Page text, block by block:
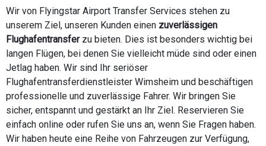
Wir von Flyingstar Airport Transfer Services stehen zu
unserem Ziel, unseren Kunden einen zuverlässigen
Flughafentransferzu bieten. Dies ist besonders wichtig bei
langen Flügen, bei denen Sie vielleicht müde sind oder einen
Jetlag haben. Wir sind Ihr seriöser
Flughafentransferdienstleister Wimsheim und beschäftigen
professionelle und zuverlässige Fahrer. Wir bringen Sie
sicher, entspannt und gestärkt an Ihr Ziel. Reservieren Sie
einfach online oder rufen Sie uns an, wenn Sie Fragen haben.
Wir haben heute eine Reihe von Fahrzeugen zur Verfügung,